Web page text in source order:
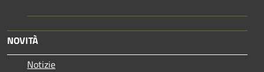
NOVITÀ
Notizie